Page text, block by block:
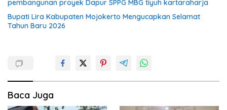
pembangunan proyek Dapur SPPG MBG tiyuh kartaraharja
Bupati Lira Kabupaten Mojokerto Mengucapkan Selamat
Tahun Baru 2026
Baca Juga